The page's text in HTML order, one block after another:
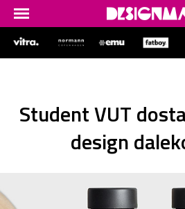
Student VUT
design